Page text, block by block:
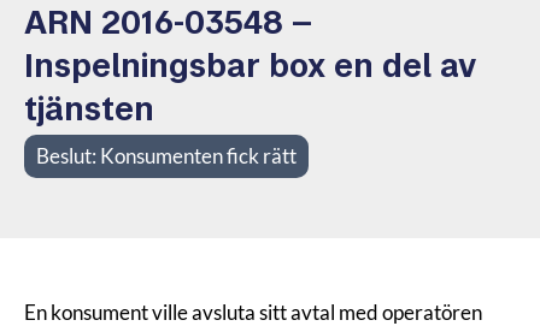
ARN 2016-03548 –
Inspelningsbar box en del av
tjänsten
Beslut: Konsumenten fick rätt
En konsument ville avsluta sitt avtal med operatören